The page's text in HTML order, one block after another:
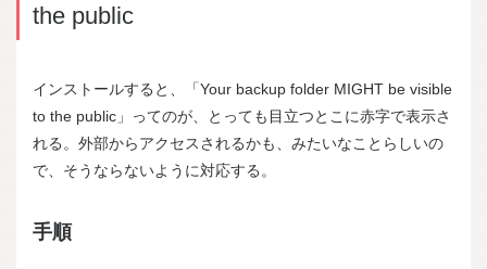
the public
インストールすると、「Your backup folder MIGHT be visible
to the public」ってのが、とっても目立つとこに赤字で表示さ
れる。外部からアクセスされるかも、みたいなことらしいの
で、そうならないように対応する。
手順